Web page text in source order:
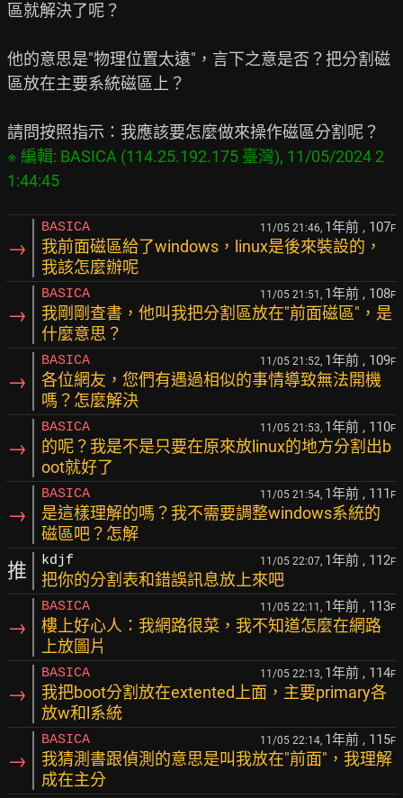
區就解決了呢？
他的意思是"物理位置太遠"，言下之意是否？把分割磁
區放在主要系統磁區上？
※ 編輯: BASICA (114.25.192.175 臺灣), 11/05/2024 2
→
BASICA 11/05 21:46, 1年前 , 107F
我前面磁區給了windows，linux是後來裝設的，
我該怎麼辦呢
→
BASICA 11/05 21:51, 1年前 , 108F
我剛剛查書，他叫我把分割區放在"前面磁區"，是
什麼意思？
→
BASICA 11/05 21:52, 1年前 , 109F
各位網友，您們有遇過相似的事情導致無法開機
嗎？怎麼解決
→
BASICA 11/05 21:53, 1年前 , 110F
的呢？我是不是只要在原來放linux的地方分割出b
oot就好了
→
BASICA 11/05 21:54, 1年前 , 111 F
是這樣理解的嗎？我不需要調整windows系統的
磁區吧？怎解
推 kdjf 11/05 22:07, 1年前 , 112F
把你的分割表和錯誤訊息放上來吧
→
BASICA 11/05 22:11, 1年前 , 113F
樓上好心人：我網路很菜，我不知道怎麼在網路
上放圖片
→
BASICA 11/05 22:13, 1年前 , 114F
我把boot分割放在extented上面，主要primary各
放w和l系統
→
BASICA 11/05 22:14, 1年前 , 115F
我猜測書跟偵測的意思是叫我放在"前面"，我理解
成在主分